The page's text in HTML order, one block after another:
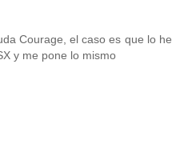
Courage, el caso es que lo he
y me pone lo mismo